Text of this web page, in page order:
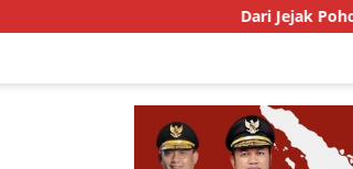
Dari Jejak Pohon Tua hingga